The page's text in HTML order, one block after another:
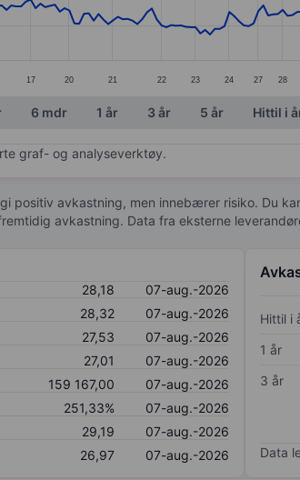
17 20 21 22 23 24 27 28
6 mdr 1 år 3 år 5 år Hittil i
graf- og analyseverktøy.
positiv avkastning, men innebærer risiko. Du
avkastning. Data fra eksterne
28,18
07-aug.-2026
28,32
07-aug.-2026
27,53
07-aug.-2026
27,01
07-aug.-2026
159 167,00
07-aug.-2026
251,33%
07-aug.-2026
29,19
07-aug.-2026
26,97 07-aug.-2026
Hittil i
1 år
3 år
Data